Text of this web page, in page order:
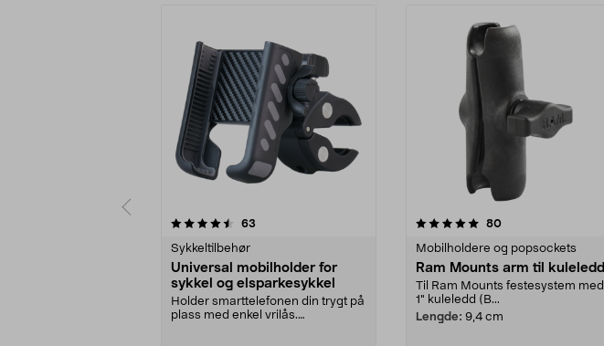
63
Sykkeltilbehør
Universal mobilholder for
sykkel og elsparkesykkel
Holder smarttelefonen din trygt på
plass med enkel vrilås.
5.0 av 5 stjerner 80anmeldelser
Mobilholdere og popsockets
Ram Mounts arm til kuleledd
Til Ram Mounts festesystem med
1" kuleledd (B...
Lengde: 9,4 cm
4.5 av 5 stjerner